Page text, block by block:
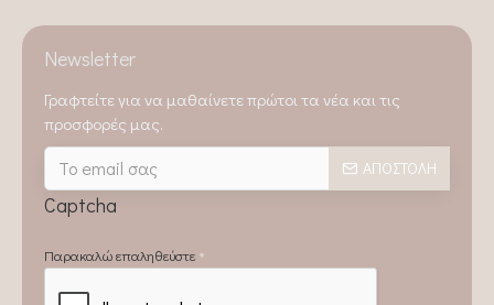
Newsletter
Γραφτείτε για να μαθαίνετε πρώτοι τα νέα και τις
προσφορές μας.
ΑΠΟΣΤΟΛΉ
Captcha
Παρακαλώ επαληθεύστε